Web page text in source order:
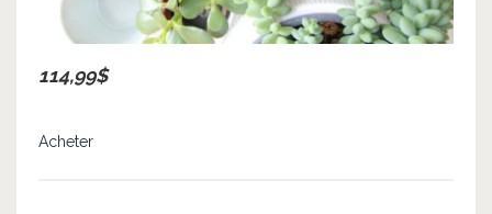
114,99$
Acheter